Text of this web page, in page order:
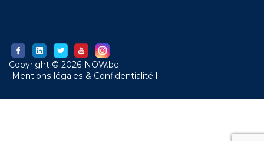
Copyright © 2026 NOW.be
Mentions légales & Confidentialité l